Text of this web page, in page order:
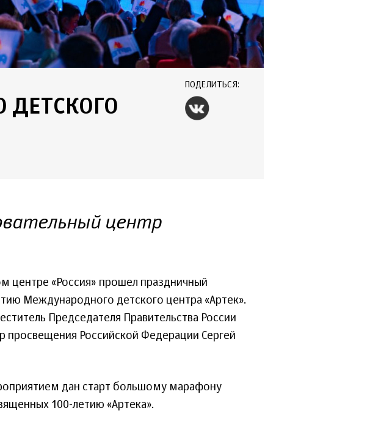
ПОДЕЛИТЬСЯ:
центр
центре «Россия» прошел праздничный
Международного детского центра «Артек».
Председателя Правительства России
Российской Федерации Сергей
дан старт большому марафону
100-летию «Артека».